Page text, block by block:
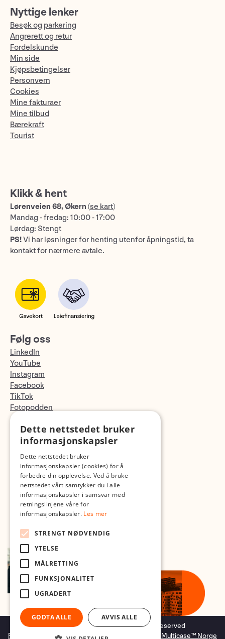
Nyttige lenker
Besøk og parkering
Angrerett og retur
Fordelskunde
Min side
Kjøpsbetingelser
Personvern
Cookies
Mine fakturaer
Mine tilbud
Bærekraft
Tourist
Klikk & hent
Lørenveien 68, Økern (se kart)
Mandag - fredag: 10:00 - 17:00
Lørdag: Stengt
PS!Vi har løsninger for henting utenfor åpningstid, ta
kontakt for nærmere avtale.
Følg oss
LinkedIn
YouTube
Instagram
Facebook
TikTok
Fotopodden
Med forbehold om skrive- og lagerfeil
Copyright © 2026 Foto.no - All rights reserved
Forretningssystemog nettbutikkløsning Multicase™ Norge
Dette nettstedet bruker
informasjonskapsler
Dette nettstedet bruker
informasjonskapsler (cookies) for å
forbedre din opplevelse. Ved å bruke
nettstedet vårt samtykker du i alle
informasjonskapsler i samsvar med
retningslinjene våre for
informasjonskapsler. Les mer
STRENGT NØDVENDIG
YTELSE
MÅLRETTING
FUNKSJONALITET
UGRADERT
GODTA ALLE AVVIS ALLE